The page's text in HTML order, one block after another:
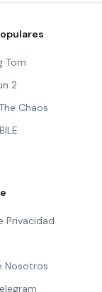
Tom
2
Chaos
Privacidad
Nosotros